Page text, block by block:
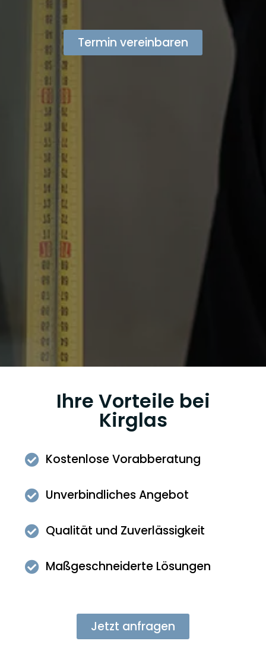
Termin vereinbaren
Ihre Vorteile bei
Kirglas
Kostenlose Vorabberatung
Unverbindliches Angebot
Qualität und Zuverlässigkeit
Maßgeschneiderte Lösungen
Jetzt anfragen